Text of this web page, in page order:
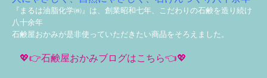
『まるは油脂化学㈱』は、創業昭和七年、こだわりの石鹸を造り続け
八十余年
石鹸屋おかみが是非使っていただきたい商品をそろえました。
💖👉石鹸屋おかみブログはこちら👈💖